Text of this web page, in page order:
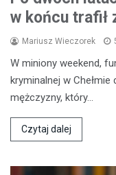
w końcu trafił
Mariusz Wieczorek
W miniony weekend,
kryminalnej w
mężczyzny, który…
Czytaj dalej